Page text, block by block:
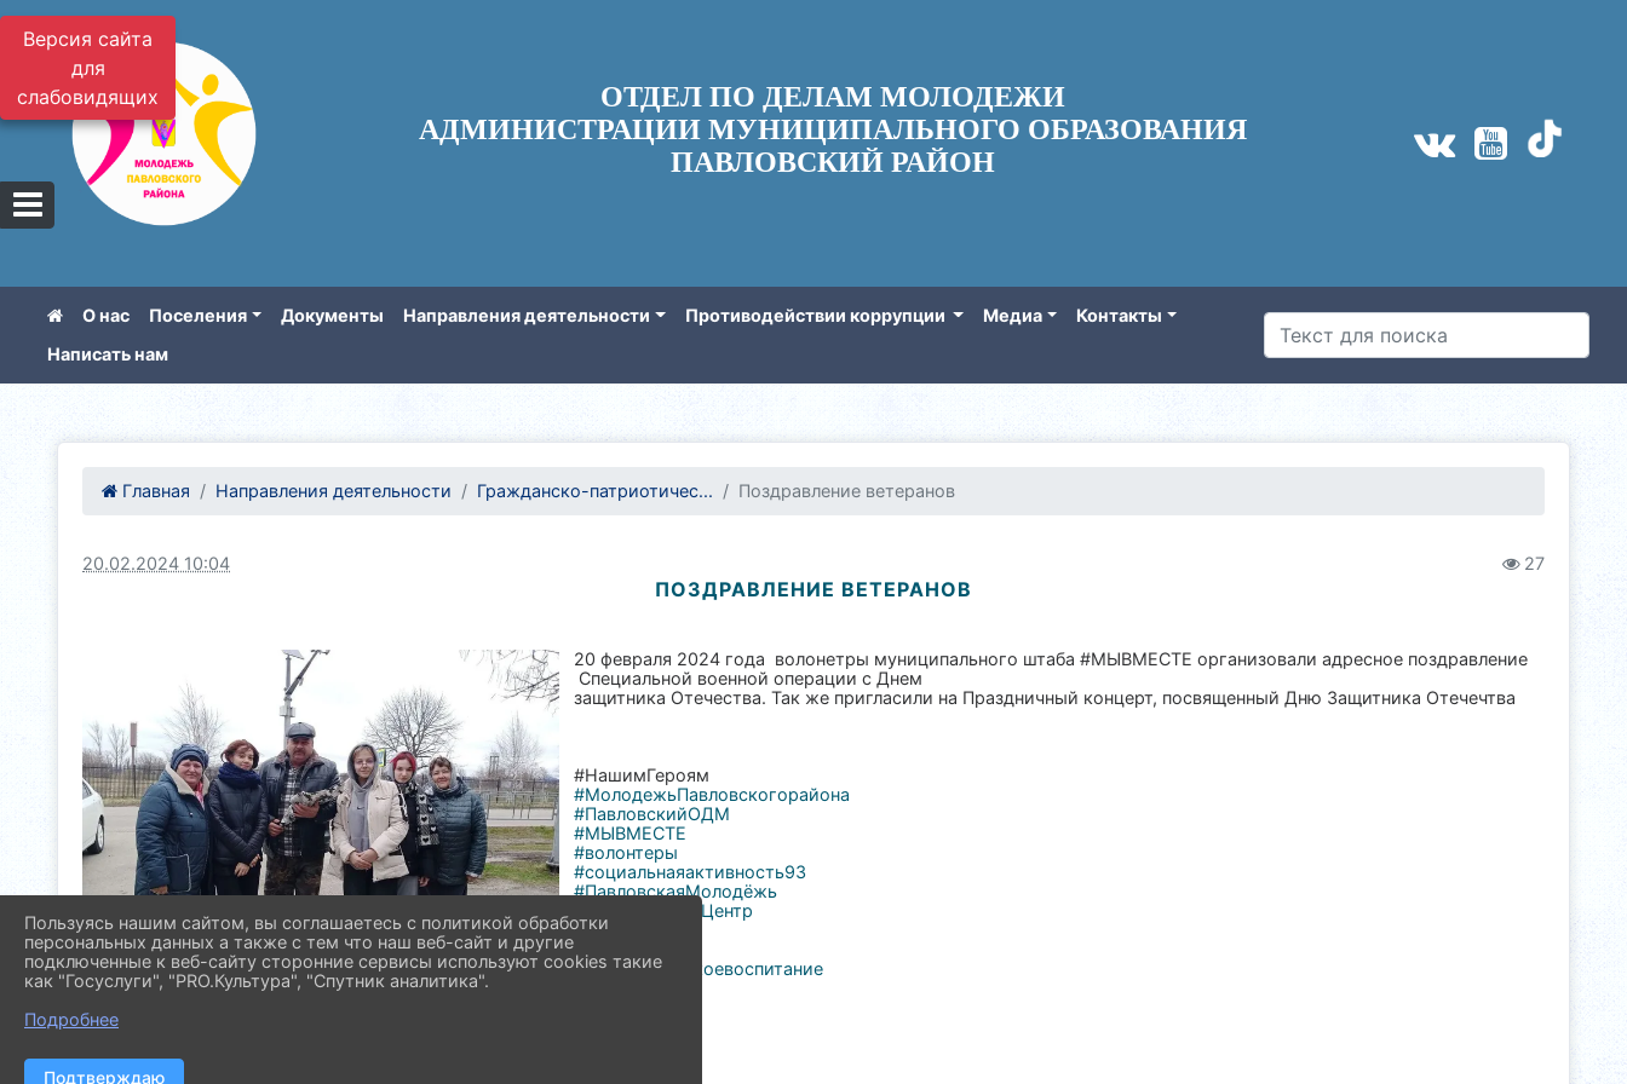
Версия сайта
для
слабовидящих
ОТДЕЛ ПО ДЕЛАМ МОЛОДЕЖИ
АДМИНИСТРАЦИИ МУНИЦИПАЛЬНОГО ОБРАЗОВАНИЯ
ПАВЛОВСКИЙ РАЙОН
О нас Поселения Документы Направления деятельности Противодействии коррупции Медиа
Контакты
Написать нам
Главная Направления деятельности Гражданско-патриотичес... Поздравление ветеранов
20.02.2024 10:04 27
ПОЗДРАВЛЕНИЕ ВЕТЕРАНОВ
20 февраля 2024 года волонетры муниципального штаба #МЫВМЕСТЕ организовали адресное поздравление
Специальной военной операции с Днем
защитника Отечества. Так же пригласили на Праздничный концерт, посвященный Дню Защитника Отечечтва
#НашимГероям
#МолодежьПавловскогорайона
#ПавловскийОДМ
#МЫВМЕСТЕ
#волонтеры
#социальнаяактивность93
#ПавловскаяМолодёжь
#МолодёжныйЦентр
#Параллель
#Мывместе
#патриотическоевоспитание
Пользуясь нашим сайтом, вы соглашаетесь с политикой обработки
персональных данных а также с тем что наш веб-сайт и другие
подключенные к веб-сайту сторонние сервисы используют cookies такие
как "Госуслуги", "PRO.Культура", "Спутник аналитика".
Подробнее
Подтверждаю